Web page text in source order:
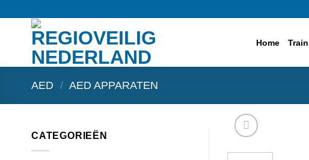
Home
AED / AED APPARATEN
CATEGORIEËN